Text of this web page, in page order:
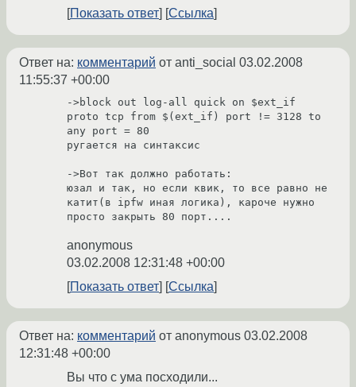
Показать ответ
Ссылка
Ответ на: комментарий от anti_social 03.02.2008
11:55:37 +00:00
->block out log-all quick on $ext_if
proto tcp from $(ext_if) port != 3128 to
any port = 80
ругается на синтаксис
->Вот так должно работать:
юзал и так, но если квик, то все равно не
катит(в ipfw иная логика), кароче нужно
просто закрыть 80 порт....
anonymous
03.02.2008 12:31:48 +00:00
Показать ответ
Ссылка
Ответ на: комментарий от anonymous 03.02.2008
12:31:48 +00:00
Вы что с ума посходили...